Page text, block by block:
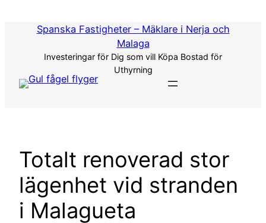
Spanska Fastigheter – Mäklare i Nerja och
Malaga
Investeringar för Dig som vill Köpa Bostad för
Uthyrning
Totalt renoverad stor
lägenhet vid stranden
i Malagueta